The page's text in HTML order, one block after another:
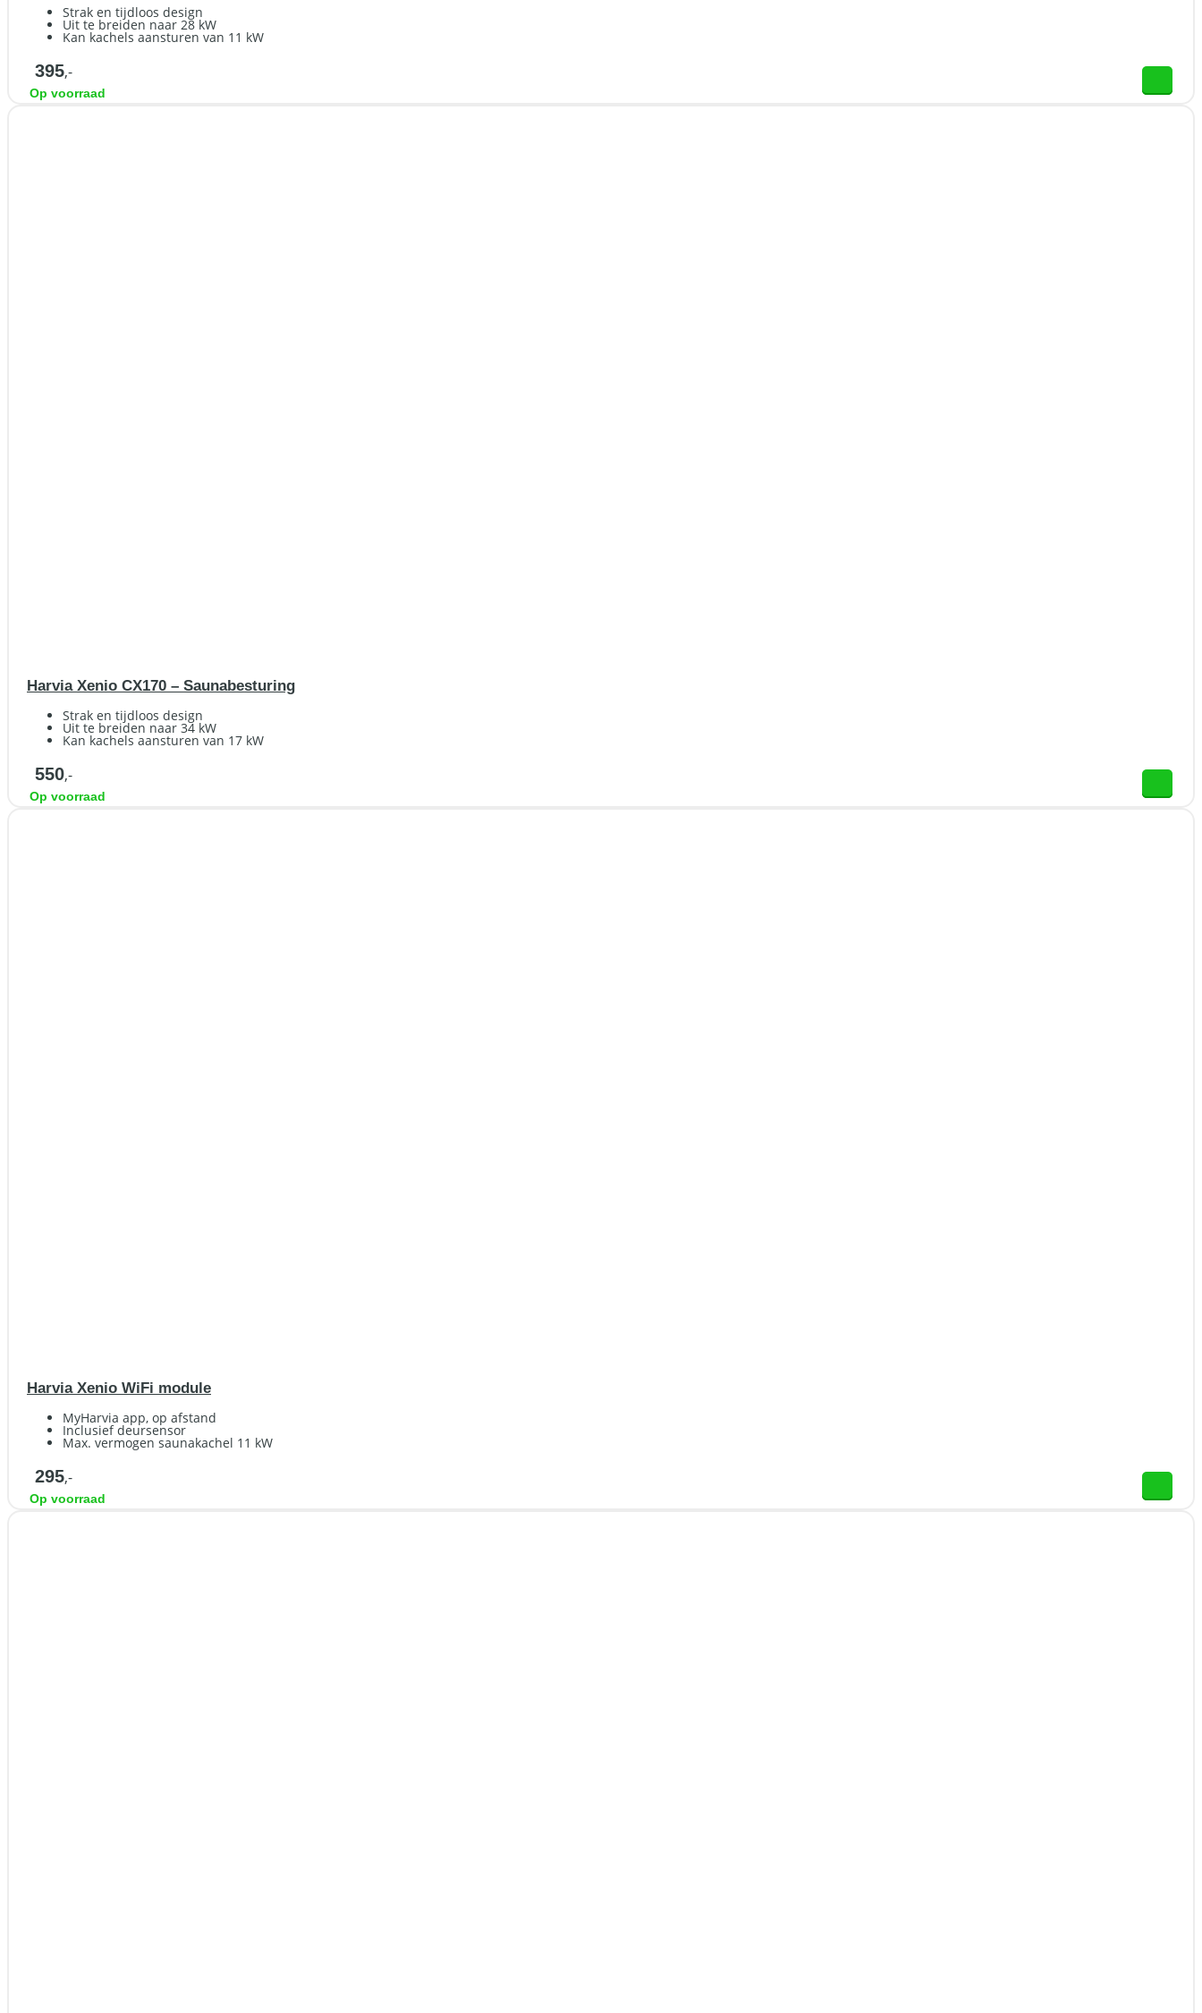
Strak en tijdloos design
Uit te breiden naar 28 kW
Kan kachels aansturen van 11 kW
395,-
Op voorraad
Harvia Xenio CX170 – Saunabesturing
Strak en tijdloos design
Uit te breiden naar 34 kW
Kan kachels aansturen van 17 kW
550,-
Op voorraad
Harvia Xenio WiFi module
MyHarvia app, op afstand
Inclusief deursensor
Max. vermogen saunakachel 11 kW
295,-
Op voorraad